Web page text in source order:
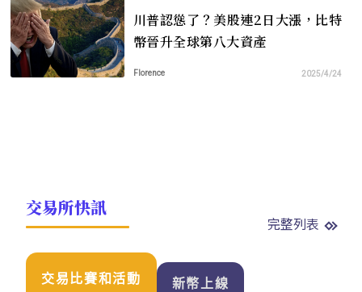
川普認慫了？美股連2日大漲，比特
幣晉升全球第八大資產
Florence 2025/4/24
交易所快訊
完整列表
交易比賽和活動 新幣上線